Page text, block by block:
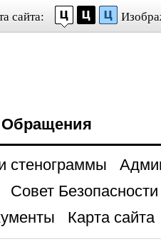
сайта:
Обращения
стенограммы
Совет Безопасности
Карта сайта